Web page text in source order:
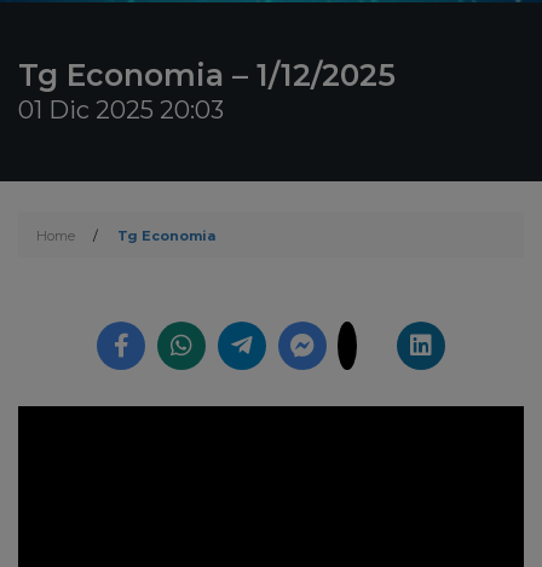
Tg Economia – 1/12/2025
01 Dic 2025 20:03
Home / Tg Economia